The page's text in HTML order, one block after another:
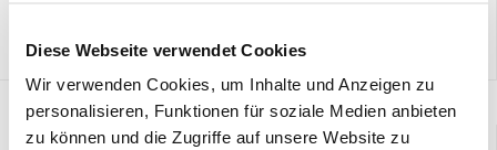
Diese Webseite verwendet Cookies
Wir verwenden Cookies, um Inhalte und Anzeigen zu
personalisieren, Funktionen für soziale Medien anbieten
zu können und die Zugriffe auf unsere Website zu